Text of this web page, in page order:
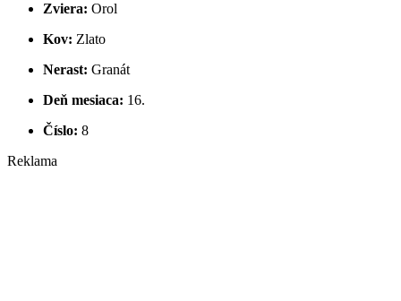
Zviera: Orol
Kov: Zlato
Nerast: Granát
Deň mesiaca: 16.
Číslo: 8
Reklama